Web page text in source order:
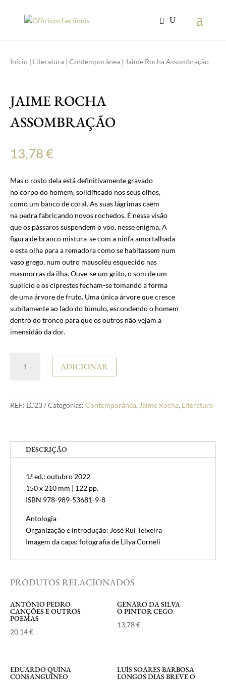
Início | Literatura | Contemporânea | Jaime Rocha Assombração
JAIME ROCHA
ASSOMBRAÇÃO
13,78€
Mas o rosto dela está definitivamente gravado
no corpo do homem, solidificado nos seus olhos,
como um banco de coral. As suas lágrimas caem
na pedra fabricando novos rochedos. É nessa visão
que os pássaros suspendem o voo, nesse enigma. A
figura de branco mistura-se com a ninfa amortalhada
e esta olha para a remadora como se habitassem num
vaso grego, num outro mausoléu esquecido nas
masmorras da ilha. Ouve-se um grito, o som de um
suplício e os ciprestes fecham-se tomando a forma
de uma árvore de fruto. Uma única árvore que cresce
subitamente ao lado do túmulo, escondendo o homem
dentro do tronco para que os outros não vejam a
imensidão da dor.
Assombração
ADICIONAR
REF: LC23 Categorias: Contemporânea, Jaime Rocha, Literatura
DESCRIÇÃO
1.ª ed.: outubro 2022
150 x 210 mm | 122 pp.
ISBN 978-989-53681-9-8
Antologia
Organização e introdução: José Rui Teixeira
Imagem da capa: fotografia de Lilya Corneli
PRODUTOS RELACIONADOS
ANTÓNIO PEDRO
CANÇÕES E OUTROS
POEMAS
20,14€
GENARO DA SILVA
O PINTOR CEGO
13,78€
EDUARDO QUINA
CONSANGUÍNEO
LUÍS SOARES BARBOSA
LONGOS DIAS BREVE O